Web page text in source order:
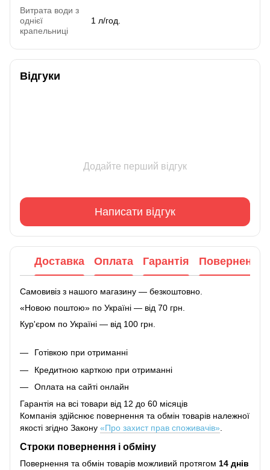
Витрата води з
однієї
крапельниці
1 л/год.
Відгуки
Додайте перший відгук
Написати відгук
Доставка Оплата Гарантія Повернення
Самовивіз з нашого магазину — безкоштовно.
«Новою поштою» по Україні — від 70 грн.
Кур'єром по Україні — від 100 грн.
Готівкою при отриманні
Кредитною карткою при отриманні
Оплата на сайті онлайн
Гарантія на всі товари від 12 до 60 місяців
Компанія здійснює повернення та обмін товарів належної
якості згідно Закону «Про захист прав споживачів».
Строки повернення і обміну
Повернення та обмін товарів можливий протягом 14 днів